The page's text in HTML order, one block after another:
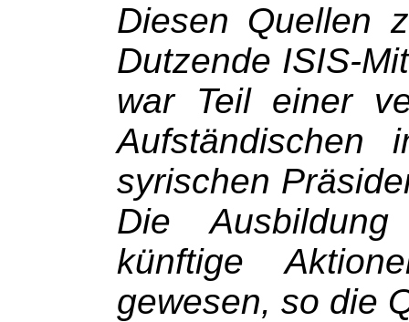
Diesen Quellen
Dutzende ISIS-
war Teil einer
Aufständischen
syrischen
Die
künftige
gewesen, so die